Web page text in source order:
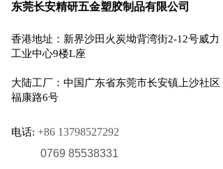
东莞长安精研五金塑胶制品有限公司
香港地址：新界沙田火炭坳背湾街2-12号威力
工业中心9楼L座
大陆工厂：中国广东省东莞市长安镇上沙社区
福康路6号
电话: +86 13798527292
0769 85538331